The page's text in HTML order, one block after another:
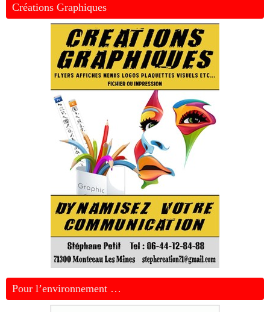
Créations Graphiques
Pour l’environnement …